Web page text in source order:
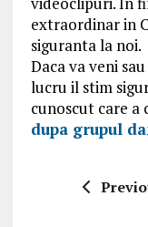
extraordinar in
siguranta la noi.
Daca va veni
lucru il stim
cunoscut care a
dupa grupul